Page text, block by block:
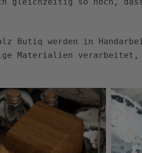
gleichzeitig so hoch, dass
Butiq werden in
Materialien